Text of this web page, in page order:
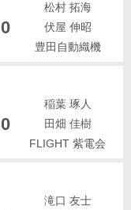
0
松村 拓海
伏屋 伸昭
豊田自動織機
0
稲葉 琢人
田畑 佳樹
FLIGHT 紫電会
滝口 友士